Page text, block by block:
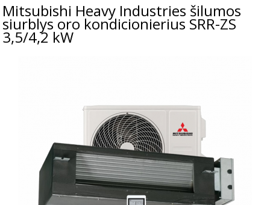
Mitsubishi Heavy Industries šilumos
siurblys oro kondicionierius SRR-ZS
3,5/4,2 kW